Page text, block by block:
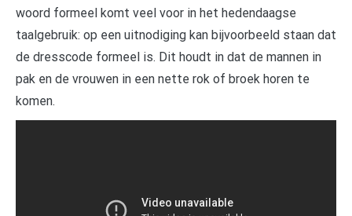
woord formeel komt veel voor in het hedendaagse
taalgebruik: op een uitnodiging kan bijvoorbeeld staan dat
de dresscode formeel is. Dit houdt in dat de mannen in
pak en de vrouwen in een nette rok of broek horen te
komen.